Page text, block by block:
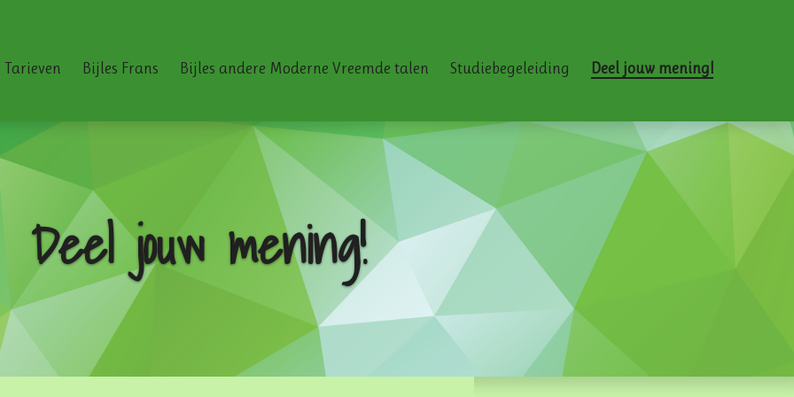
Bijles Frans Bijles andere Moderne Vreemde talen Studiebegeleiding
Deel jouw mening!
Deel jouw mening!